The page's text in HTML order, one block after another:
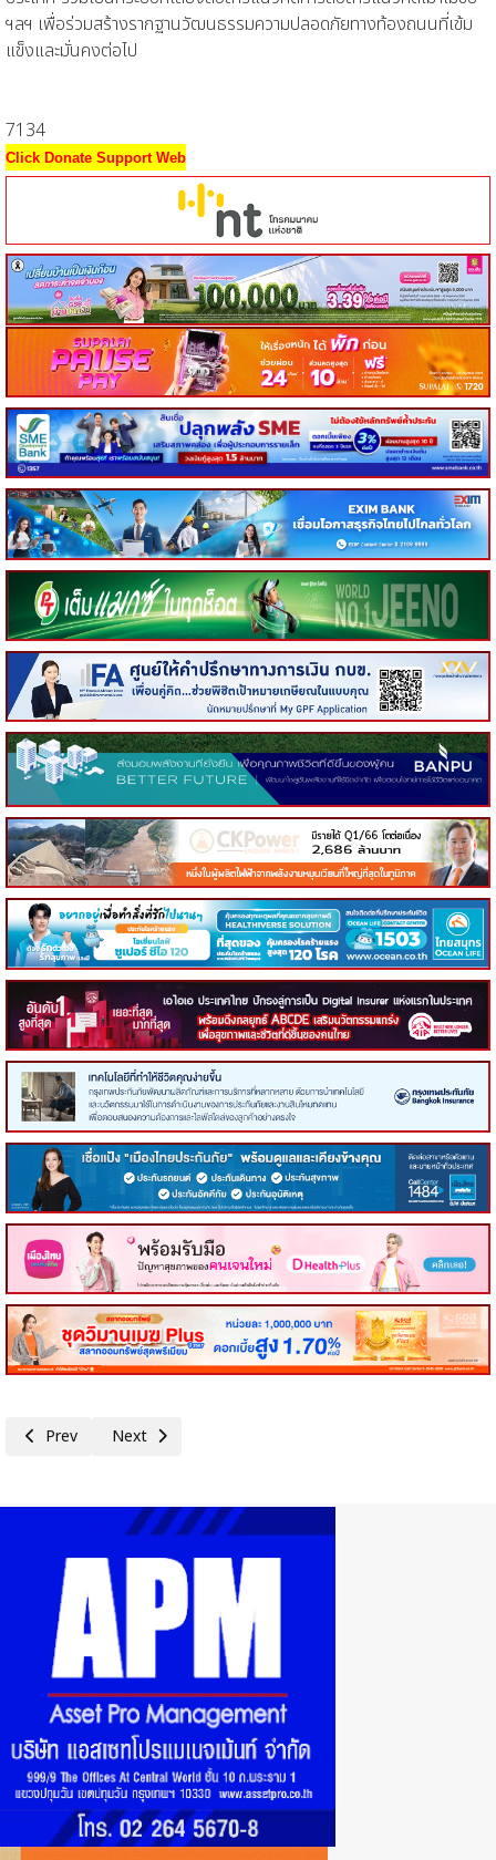
ฯลฯ เพื่อร่วมสร้างรากฐานวัฒนธรรมความปลอดภัยทางท้องถนนที่เข้ม
แข็งและมั่นคงต่อไป
7134
Click Donate Support Web
Previous article: เจนเนอราลี่ ไทยแลนด์ แท็กทีมผู้บริหาร-พนักงาน เติมโลหิ
Prev Next article: เมืองไทยประกันชีวิต ผนึกกำลังภาคธุรกิจประกัน
Next